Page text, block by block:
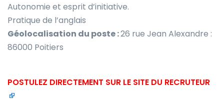
Autonomie et esprit d’initiative.
Pratique de l’anglais
Géolocalisation du poste :26 rue Jean Alexandre :
86000 Poitiers
POSTULEZ DIRECTEMENT SUR LE SITE DU RECRUTEUR